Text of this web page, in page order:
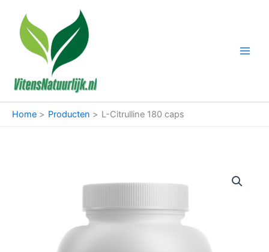
inhoud
Home Producten L-Citrulline 180 caps